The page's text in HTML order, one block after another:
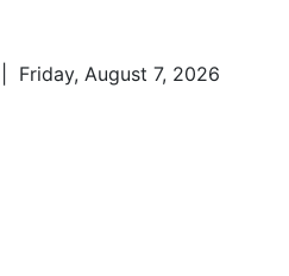
| Friday, August 7, 2026